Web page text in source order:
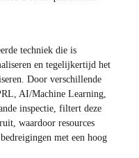
techniek die is
en tegelijkertijd het
Door verschillende
AI/Machine Learning,
inspectie, filtert deze
waardoor resources
met een hoog